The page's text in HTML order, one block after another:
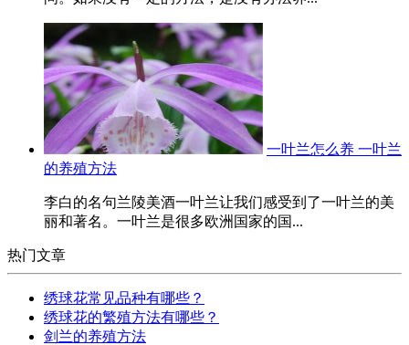
一叶兰怎么养 一叶兰
的养殖方法
李白的名句兰陵美酒一叶兰让我们感受到了一叶兰的美
丽和著名。一叶兰是很多欧洲国家的国...
热门文章
绣球花常见品种有哪些？
绣球花的繁殖方法有哪些？
剑兰的养殖方法